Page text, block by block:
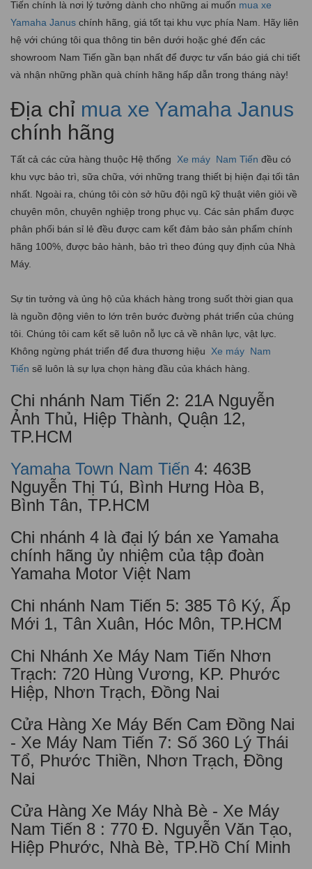
Tiến chính là nơi lý tưởng dành cho những ai muốn mua xe
Yamaha Janus chính hãng, giá tốt tại khu vực phía Nam. Hãy liên
hệ với chúng tôi qua thông tin bên dưới hoặc ghé đến các
showroom Nam Tiến gần bạn nhất để được tư vấn báo giá chi tiết
và nhận những phần quà chính hãng hấp dẫn trong tháng này!
Địa chỉ mua xe Yamaha Janus
chính hãng
Tất cả các cửa hàng thuộc Hệ thống Xe máy Nam Tiến đều có
khu vực bảo trì, sữa chữa, với những trang thiết bị hiện đại tối tân
nhất. Ngoài ra, chúng tôi còn sở hữu đội ngũ kỹ thuật viên giỏi về
chuyên môn, chuyên nghiệp trong phục vụ. Các sản phẩm được
phân phối bán sỉ lẻ đều được cam kết đảm bảo sản phẩm chính
hãng 100%, được bảo hành, bảo trì theo đúng quy định của Nhà
Máy.
Sự tin tưởng và ủng hộ của khách hàng trong suốt thời gian qua
là nguồn động viên to lớn trên bước đường phát triển của chúng
tôi. Chúng tôi cam kết sẽ luôn nỗ lực cả về nhân lực, vật lực.
Không ngừng phát triển để đưa thương hiệu Xe máy Nam
Tiến sẽ luôn là sự lựa chọn hàng đầu của khách hàng.
Chi nhánh Nam Tiến 2: 21A Nguyễn
Ảnh Thủ, Hiệp Thành, Quận 12,
TP.HCM
Yamaha Town Nam Tiến 4: 463B
Nguyễn Thị Tú, Bình Hưng Hòa B,
Bình Tân, TP.HCM
Chi nhánh 4 là đại lý bán xe Yamaha
chính hãng ủy nhiệm của tập đoàn
Yamaha Motor Việt Nam
Chi nhánh Nam Tiến 5: 385 Tô Ký, Ấp
Mới 1, Tân Xuân, Hóc Môn, TP.HCM
Chi Nhánh Xe Máy Nam Tiến Nhơn
Trạch: 720 Hùng Vương, KP. Phước
Hiệp, Nhơn Trạch, Đồng Nai
Cửa Hàng Xe Máy Bến Cam Đồng Nai
- Xe Máy Nam Tiến 7: Số 360 Lý Thái
Tổ, Phước Thiền, Nhơn Trạch, Đồng
Nai
Cửa Hàng Xe Máy Nhà Bè - Xe Máy
Nam Tiến 8 : 770 Đ. Nguyễn Văn Tạo,
Hiệp Phước, Nhà Bè, TP.Hồ Chí Minh